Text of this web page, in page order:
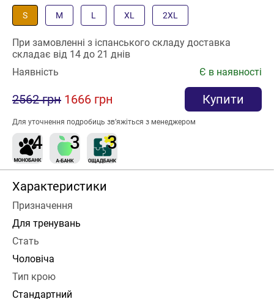
S M L XL 2XL
При замовленні з іспанського складу доставка
складає від 14 до 21 днів
Наявність
Є в наявності
2562 грн 1666 грн Купити
Для уточнення подробиць зв’яжіться з менеджером
Характеристики
Призначення
Для тренувань
Стать
Чоловіча
Тип крою
Стандартний